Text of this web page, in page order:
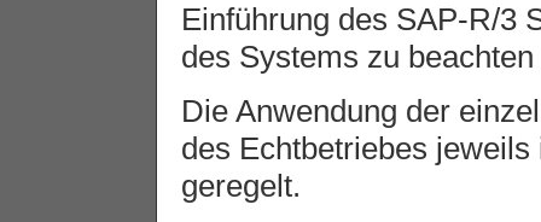
Einführung des SAP-R/3
des Systems zu
Die Anwendung der
des Echtbetriebes
geregelt.